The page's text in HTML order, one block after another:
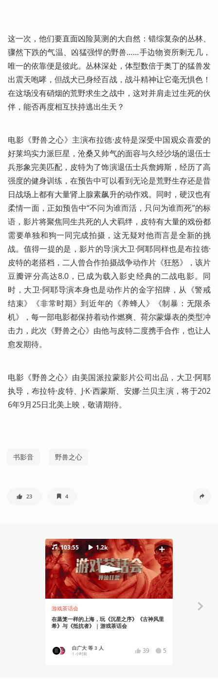
这一次，他们要直面凶险莫测的大自然：错综复杂的丛林、
骤然下跌的气温、凶猛强悍的野兽……手边物资所剩无几，
唯一的依靠便是彼此。丛林深处，体型数倍于奥丁的猛兽发
出震天咆哮，但战犬已身经百战，战斗精神让它毫无惧色！
在这场没有硝烟的荒野求生之战中，这对并肩走过生死的伙
伴，能否再度相互扶持逃出生天？
电影《野兽之心》主演布拉德·皮特是深受中国观众喜爱的
好莱坞实力派巨星，沧桑又帅气的面容与久经沙场的退伍士
兵形象完美匹配，皮特为了饰演退伍士兵詹姆斯，经历了高
强度的健身训练，在预告中可以看到无论是荒野生存还是昔
日战场上都有大量肾上腺素飙升的动作戏。同时，硬汉也有
柔情一面，正如预告中“不问为谁而活，只问为谁而死”的标
语，影片将聚焦同生共死的人犬羁绊，皮特有大量的戏份都
需要单独和狗一同完成拍摄，这无疑对他而言是全新的挑
战。值得一提的是，影片的导演大卫·阿耶同样也是布拉德·
皮特的老搭档，二人曾合作拍摄战争动作片《狂怒》，该片
豆瓣评分高达8.0，已成为载入影史经典的二战电影。同
时，大卫·阿耶导演本身也是动作片的金字招牌，从《警戒
结束》《非常时期》到近年的《养蜂人》《制暴：无限杀
机》，每一部电影都保持着动作燃爽、荷尔蒙爆表的类型冲
击力，此次《野兽之心》由他与皮特二度携手合作，也让人
愈发期待。
电影《野兽之心》由美国派拉蒙影片公司出品，大卫·阿耶
执导，布拉特·皮特、J·K·西蒙斯、安娜·兰贝主演，将于202
6年9月25日北美上映，敬请期待。
书影音 野兽之心
23 4
103:55 1.2k
游戏茶话会
在蒸笼一样的上海，玩《沉星之序》《古神风里
希》与《抵抗者》 | 游戏茶话会
白广大 等 3 人
1 小时前 39 5